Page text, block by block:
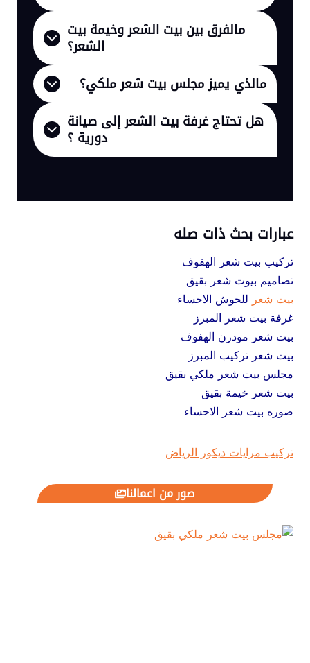
مالفرق بين بيت الشعر وخيمة بيت
الشعر؟
مالذي يميز مجلس بيت شعر ملكي؟
هل تحتاج غرفة بيت الشعر إلى صيانة
دورية ؟
عبارات بحث ذات صله
تركيب بيت شعر الهفوف
تصاميم بيوت شعر بقيق
بيت شعرللحوش الاحساء
غرفة بيت شعر المبرز
بيت شعر مودرن الهفوف
بيت شعر تركيب المبرز
مجلس بيت شعر ملكي بقيق
بيت شعر خيمة بقيق
صوره بيت شعر الاحساء
تركيب مرايات ديكور الرياض
صور من اعمالنا